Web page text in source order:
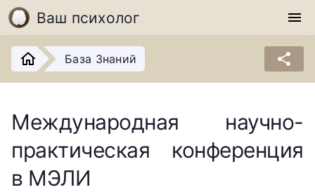
Ваш психолог menu
База Знаний share
Международная научно-
практическая конференция
в МЭЛИ